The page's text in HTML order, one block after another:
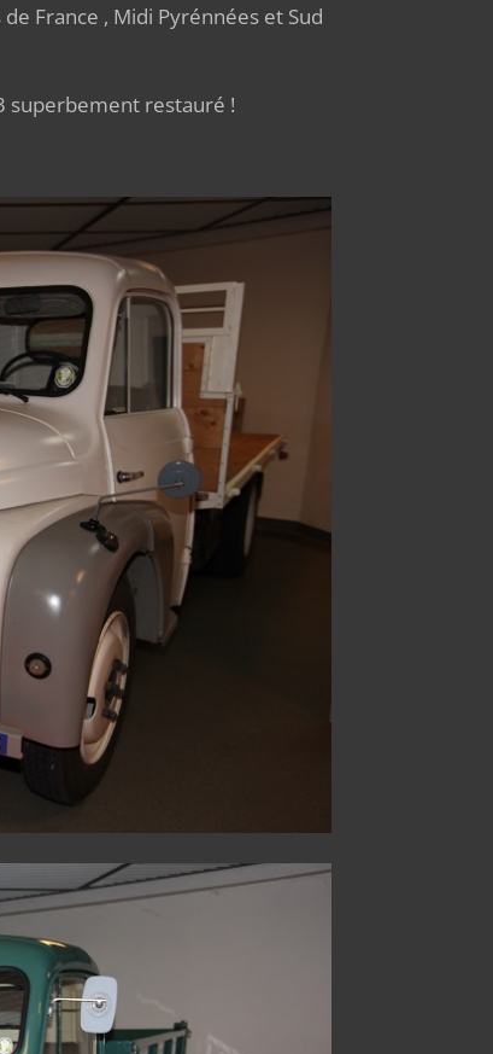
France , Midi Pyrénnées et Sud
superbement restauré !